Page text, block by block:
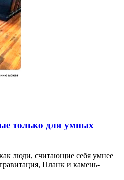
только для умных
люди, считающие себя умнее
Планк и камень-